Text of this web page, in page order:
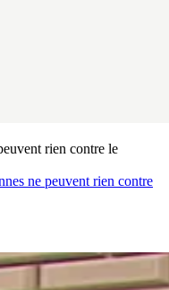
rien contre le
ne peuvent rien contre